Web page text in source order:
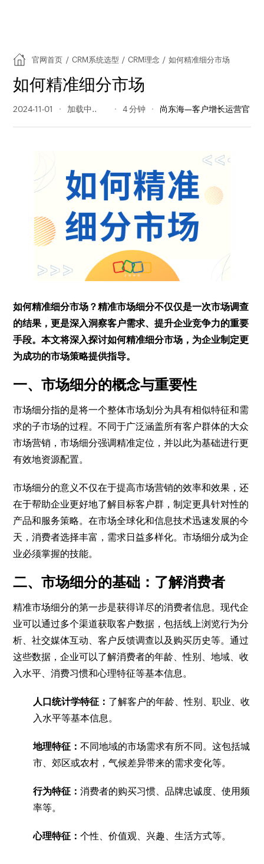
官网首页 / CRM系统选型 / CRM理念 / 如何精准细分市场
如何精准细分市场
2024-11-01 340 阅读量 4 分钟 尚东海—客户增长运营官
如何精准细分市场？精准市场细分不仅仅是一次市场调查
的结果，更是深入洞察客户需求、提升企业竞争力的重要
手段。本文将深入探讨如何精准细分市场，为企业制定更
为成功的市场策略提供指导。
一、市场细分的概念与重要性
市场细分指的是将一个整体市场划分为具有相似特征和需
求的子市场的过程。不同于广泛涵盖所有客户群体的大众
市场营销，市场细分强调精准定位，并以此为基础进行更
有效地资源配置。
市场细分的意义不仅在于提高市场营销的效率和效果，还
在于帮助企业更好地了解目标客户群，制定更具针对性的
产品和服务策略。在市场全球化和信息技术迅速发展的今
天，消费者选择丰富，需求日益多样化。市场细分成为企
业必须掌握的技能。
二、市场细分的基础：了解消费者
精准市场细分的第一步是获得详尽的消费者信息。现代企
业可以通过多个渠道获取客户数据，包括线上浏览行为分
析、社交媒体互动、客户反馈调查以及购买历史等。通过
这些数据，企业可以了解消费者的年龄、性别、地域、收
入水平、消费习惯和心理特征等基本信息。
人口统计学特征： 了解客户的年龄、性别、职业、收
入水平等基本信息。
地理特征：不同地域的市场需求有所不同。这包括城
市、郊区或农村，气候差异带来的需求变化等。
行为特征：消费者的购买习惯、品牌忠诚度、使用频
率等。
心理特征：个性、价值观、兴趣、生活方式等。